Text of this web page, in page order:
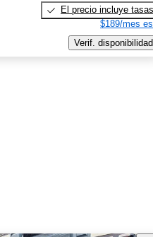
El precio incluye tasas
$189/mes
Verif. disponibilidad